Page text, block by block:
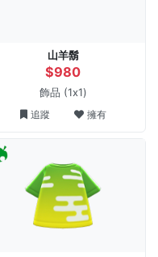
山羊鬍
$980
飾品 (1x1)
追蹤 擁有